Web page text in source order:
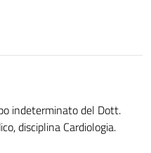
indeterminato del Dott.
disciplina Cardiologia.